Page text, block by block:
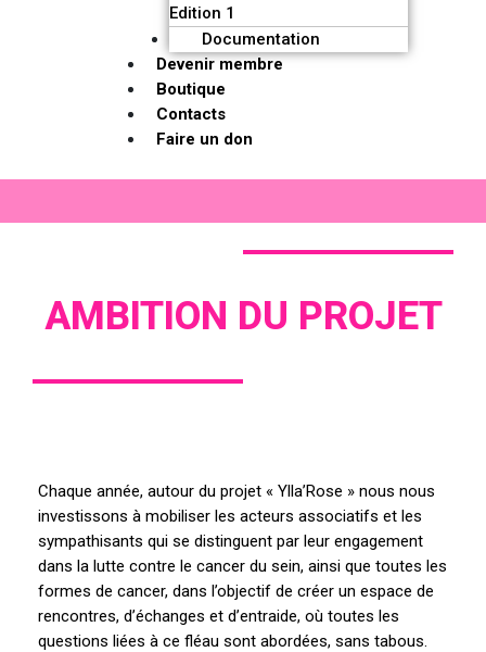
Edition 1
Documentation
Devenir membre
Boutique
Contacts
Faire un don
AMBITION DU PROJET
Chaque année, autour du projet « Ylla’Rose » nous nous
investissons à mobiliser les acteurs associatifs et les
sympathisants qui se distinguent par leur engagement
dans la lutte contre le cancer du sein, ainsi que toutes les
formes de cancer, dans l’objectif de créer un espace de
rencontres, d’échanges et d’entraide, où toutes les
questions liées à ce fléau sont abordées, sans tabous.